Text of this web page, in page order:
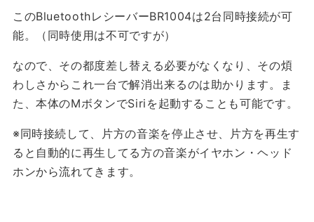
このBluetoothレシーバーBR1004は2台同時接続が可
能。（同時使用は不可ですが）
なので、その都度差し替える必要がなくなり、その煩
わしさからこれ一台で解消出来るのは助かります。ま
た、本体のMボタンでSiriを起動することも可能です。
※同時接続して、片方の音楽を停止させ、片方を再生す
ると自動的に再生してる方の音楽がイヤホン・ヘッド
ホンから流れてきます。